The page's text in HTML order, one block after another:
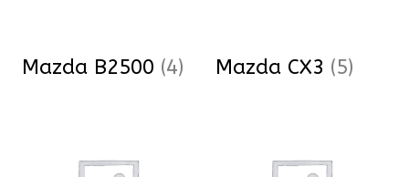
Mazda B2500 (4) Mazda CX3 (5)